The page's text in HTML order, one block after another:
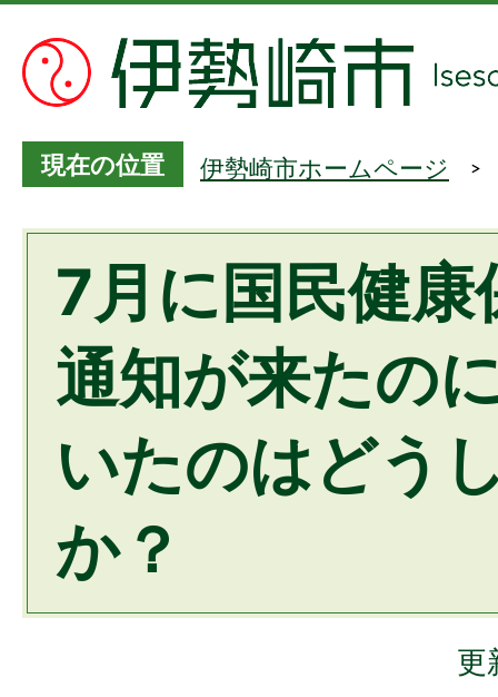
現在の位置 伊勢崎市ホームページ
7月に国民健康
通知が来たの
いたのはどう
か？
更